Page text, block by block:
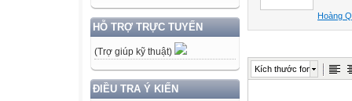
HỖ TRỢ TRỰC TUYẾN
(Trợ giúp kỹ thuật)
ĐIỀU TRA Ý KIẾN
Câu 2: (3,0
đoạn 1999 -
Nhóm tuổi
Hoàng
Kích thước font